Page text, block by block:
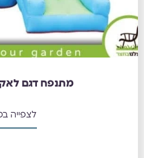
מתנפח דגם
לצפייה